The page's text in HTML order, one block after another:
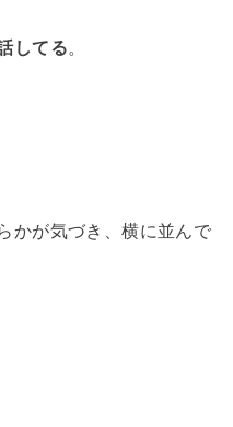
してる。
かが気づき、横に並んで